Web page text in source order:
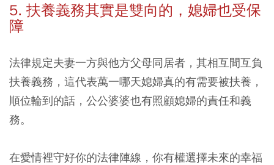
5. 扶養義務其實是雙向的，媳婦也受保
障
法律規定夫妻一方與他方父母同居者，其相互間互負
扶養義務，這代表萬一哪天媳婦真的有需要被扶養，
順位輪到的話，公公婆婆也有照顧媳婦的責任和義
務。
在愛情裡守好你的法律陣線，你有權選擇未來的幸福